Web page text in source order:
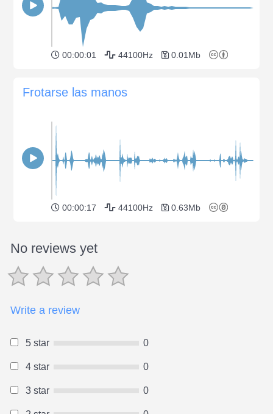
00:00:01 44100Hz 0.01Mb
Frotarse las manos
00:00:17 44100Hz 0.63Mb
No reviews yet
Write a review
5 star 0
4 star 0
3 star 0